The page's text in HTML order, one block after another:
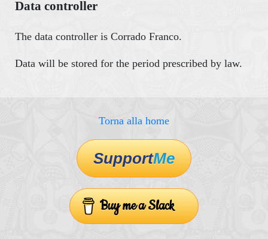
Data controller
The data controller is Corrado Franco.
Data will be stored for the period prescribed by law.
Torna alla home
SupportMe
Buy me a Slack